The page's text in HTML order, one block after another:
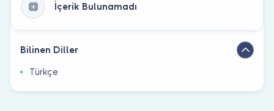
İçerik Bulunamadı
Bilinen Diller
Türkçe